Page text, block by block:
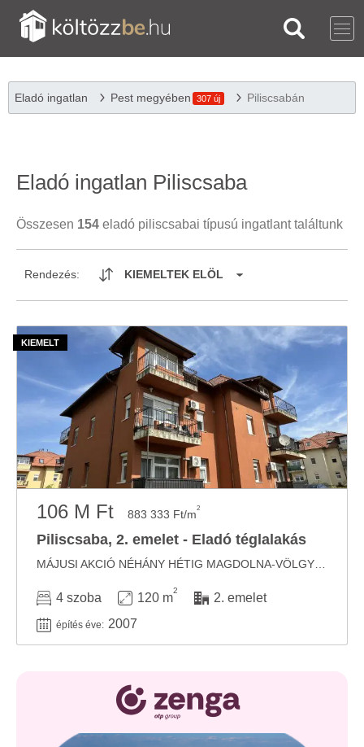
Eladó ingatlan Pest megyében 307 új Piliscsabán
Eladó ingatlan Piliscsaba
Összesen 154 eladó piliscsabai típusú ingatlant találtunk
Rendezés: KIEMELTEK ELÖL
106 M Ft 883 333 Ft/m2
Piliscsaba, 2. emelet - Eladó téglalakás
4 szoba 120 m
2
2. emelet
építés éve: 2007